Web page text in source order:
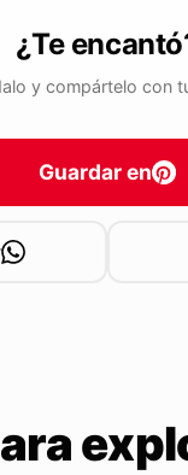
¿Te
y compártelo con
Guardar en